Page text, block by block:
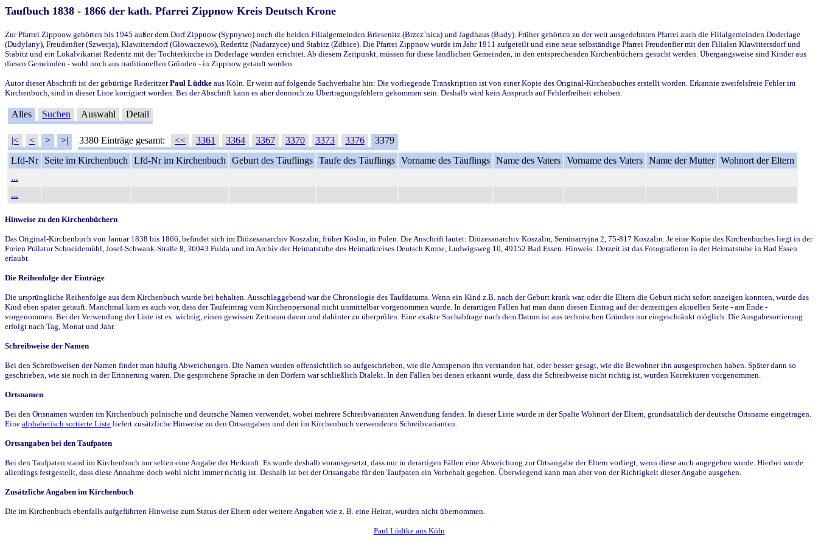
Taufbuch 1838 - 1866 der kath. Pfarrei Zippnow Kreis Deutsch Krone
Zur Pfarrei Zippnow gehörten bis 1945 außer dem Dorf Zippnow (Sypnywo) noch die beiden Filialgemeinden Briesenitz (Brzez`nica) und Jagdhaus (Budy). Früher gehörten zu der weit ausgedehnten Pfarrei auch die Filialgemeinden Doderlage
(Dudylany), Freudenfier (Szwecja), Klawittersdorf (Glowaczewo), Rederitz (Nadarzyce) und Stabitz (Zdbice). Die Pfarrei Zippnow wurde im Jahr 1911 aufgeteilt und eine neue selbständige Pfarrei Freudenfier mit den Filialen Klawittersdorf und
Stabitz und ein Lokalvikariat Rederitz mit der Tochterkirche in Doderlage wurden errichtet. Ab diesem Zeitpunkt, müssen für diese ländlichen Gemeinden, in den entsprechenden Kirchenbüchern gesucht werden. Übergangsweise sind Kinder aus
diesen Gemeinden - wohl noch aus traditionellen Gründen - in Zippnow getauft worden.
Autor dieser Abschrift ist der gebürtige RederitzerPaul Lüdtke aus Köln. Er weist auf folgende Sachverhalte hin: Die vorliegende Transkription ist von einer Kopie des Original-Kirchenbuches erstellt worden. Erkannte zweifelsfreie Fehler im
Kirchenbuch, sind in dieser Liste korrigiert worden. Bei der Abschrift kann es aber dennoch zu Übertragungsfehlern gekommen sein. Deshalb wird kein Anspruch auf Fehlerfreiheit erhoben.
Alles Suchen Auswahl Detail
|< < > >| 3380 Einträge gesamt: << 3361 3364 3367 3370 3373 3376
3379
Lfd-Nr
Seite im Kirchenbuch Lfd-Nr im Kirchenbuch Geburt des Täuflings Taufe des Täuflings Vorname des Täuflings Name des Vaters Vorname des Vaters Name der Mutter Wohnort der Eltern
...
...
Hinweise zu den Kirchenbüchern
Das Original-Kirchenbuch von Januar 1838 bis 1866, befindet sich im Diözesanarchiv Koszalin, früher Köslin, in Polen. Die Anschrift lautet: Diözesanarchiv Koszalin, Seminarryjna 2, 75-817 Koszalin. Je eine Kopie des Kirchenbuches liegt in der
Freien Prälatur Schneidemühl, Josef-Schwank-Straße 8, 36043 Fulda und im Archiv der Heimatstube des Heimatkreises Deutsch Krone, Ludwigsweg 10, 49152 Bad Essen. Hinweis: Derzeit ist das Fotografieren in der Heimatstube in Bad Essen
erlaubt.
Die Reihenfolge der Einträge
Die ursprüngliche Reihenfolge aus dem Kirchenbuch wurde bei behalten. Ausschlaggebend war die Chronologie des Taufdatums. Wenn ein Kind z.B. nach der Geburt krank war, oder die Eltern die Geburt nicht sofort anzeigen konnten, wurde das
Kind eben später getauft. Manchmal kam es auch vor, dass der Taufeintrag vom Kirchenpersonal nicht unmittelbar vorgenommen wurde. In derartigen Fällen hat man dann diesen Eintrag auf der derzeitigen aktuellen Seite - am Ende -
vorgenommen. Bei der Verwendung der Liste ist es wichtig, einen gewissen Zeitraum davor und dahinter zu überprüfen. Eine exakte Suchabfrage nach dem Datum ist aus technischen Gründen nur eingeschränkt möglich. Die Ausgabesortierung
erfolgt nach Tag, Monat und Jahr.
Schreibweise der Namen
Bei den Schreibweisen der Namen findet man häufig Abweichungen. Die Namen wurden offensichtlich so aufgeschrieben, wie die Amtsperson ihn verstanden hat, oder besser gesagt, wie die Bewohner ihn ausgesprochen haben. Später dann so
geschrieben, wie sie noch in der Erinnerung waren. Die gesprochene Sprache in den Dörfern war schließlich Dialekt. In den Fällen bei denen erkannt wurde, dass die Schreibweise nicht richtig ist, wurden Korrekturen vorgenommen.
Ortsnamen
Bei den Ortsnamen wurden im Kirchenbuch polnische und deutsche Namen verwendet, wobei mehrere Schreibvarianten Anwendung fanden. In dieser Liste wurde in der Spalte Wohnort der Eltern, grundsätzlich der deutsche Ortsname eingetragen.
Eine alphabetisch sortierte Liste liefert zusätzliche Hinweise zu den Ortsangaben und den im Kirchenbuch verwendeten Schreibvarianten.
Ortsangaben bei den Taufpaten
Bei den Taufpaten stand im Kirchenbuch nur selten eine Angabe der Herkunft. Es wurde deshalb vorausgesetzt, dass nur in derartigen Fällen eine Abweichung zur Ortsangabe der Eltern vorliegt, wenn diese auch angegeben wurde. Hierbei wurde
allerdings festgestellt, dass diese Annahme doch wohl nicht immer richtig ist. Deshalb ist bei der Ortsangabe für den Taufpaten ein Vorbehalt gegeben. Überwiegend kann man aber von der Richtigkeit dieser Angabe ausgehen.
Zusätzliche Angaben im Kirchenbuch
Die im Kirchenbuch ebenfalls aufgeführten Hinweise zum Status der Eltern oder weitere Angaben wie z. B. eine Heirat, wurden nicht übernommen.
Paul Lüdtke aus Köln